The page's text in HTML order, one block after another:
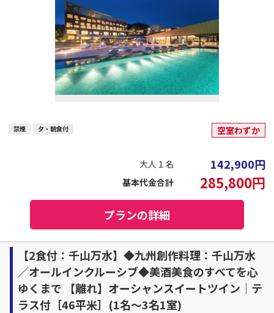
禁煙 夕・朝食付 空室わずか
大人１名 142,900円
基本代金合計 285,800円
プランの詳細
【2食付：千山万水】◆九州創作料理：千山万水
／オールインクルーシブ◆美酒美食のすべてを心
ゆくまで 【離れ】オーシャンスイートツイン｜テ
ラス付［46平米］(1名～3名1室)